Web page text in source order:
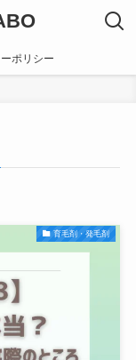
ポリシー
育毛剤・発毛剤